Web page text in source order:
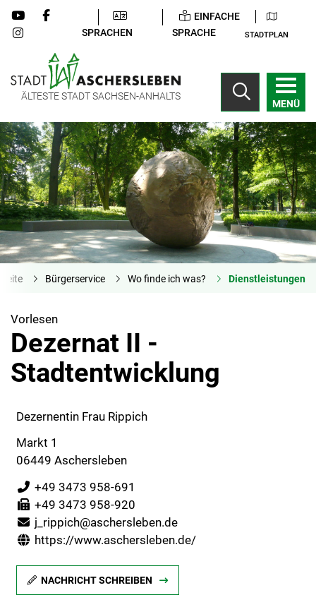
SPRACHEN
EINFACHE
SPRACHE
STADTPLAN
ÄLTESTE STADT SACHSEN-ANHALTS
MENÜ
Bürgerservice Wo finde ich was? Dienstleistungen
Vorlesen
Dezernat II -
Stadtentwicklung
Dezernentin Frau Rippich
Markt 1
06449 Aschersleben
+49 3473 958-691
+49 3473 958-920
j_rippich@aschersleben.de
https://www.aschersleben.de/
NACHRICHT SCHREIBEN